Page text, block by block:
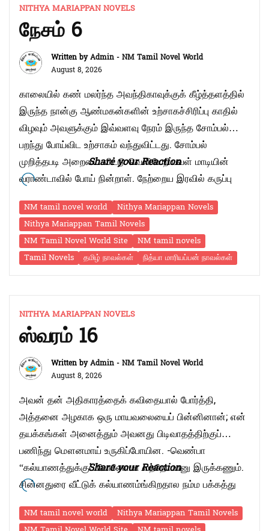
NITHYA MARIAPPAN NOVELS
நேசம் 6
Written byAdmin - NM Tamil Novel World
August 8, 2026
காலையில் கண் மலர்ந்த அவந்திகாவுக்குக் கீழ்த்தளத்தில்
இருந்த நான்கு ஆண்மகன்களின் உற்சாகச்சிரிப்பு காதில்
விழவும் அவளுக்கும் இவ்வளவு நேரம் இருந்த சோம்பல்
பறந்து போய்விட உற்சாகம் வந்துவிட்டது. சோம்பல்
முறித்தபடி அறையை விட்டு வெளியேறியவள் மாடியின்
வராண்டாவில் போய் நின்றாள். நேற்றைய இரவில் கருப்பு
மலைச்சிகரங்கள் இப்போது காலைக்கதிரவனின்
பொன்நிறக்கதிர்களால் ஜொலித்துக் கொண்டிருந்தன.
நீண்டுயர்ந்த மரங்களினூடே தெரிந்த அச்சிகரங்களை
ரசித்தவளுக்குத் தூரத்தில் ஏதோ இரைச்சல் கேட்பது போல
Share your Reaction
NM tamil novel world
Nithya Mariappan Novels
Nithya Mariappan Tamil Novels
NM Tamil Novel World Site
NM tamil novels
Tamil Novels
தமிழ் நாவல்கள் நித்யா மாரியப்பன் நாவல்கள்
NITHYA MARIAPPAN NOVELS
ஸ்வரம் 16
Written byAdmin - NM Tamil Novel World
August 8, 2026
அவன் தன் அதிகாரத்தைக் கவிதையால் போர்த்தி,
அத்தனை அழகாக ஒரு மாயவலையைப் பின்னினான்; என்
தயக்கங்கள் அனைத்தும் அவனது பிடிவாதத்திற்குப்
பணிந்து மௌனமாய் உருகிப்போயின. -வெண்பா
“கல்யாணத்துக்குப் போனோமா வந்தோமானு இருக்கணும்.
சின்னதுரை வீட்டுக் கல்யாணம்ங்கிறதால நம்ம பக்கத்து
செய்யக் கூடாது.” செண்பகராமன் கறாராய்ச் சொன்ன
Share your Reaction
NM tamil novel world
Nithya Mariappan Tamil Novels